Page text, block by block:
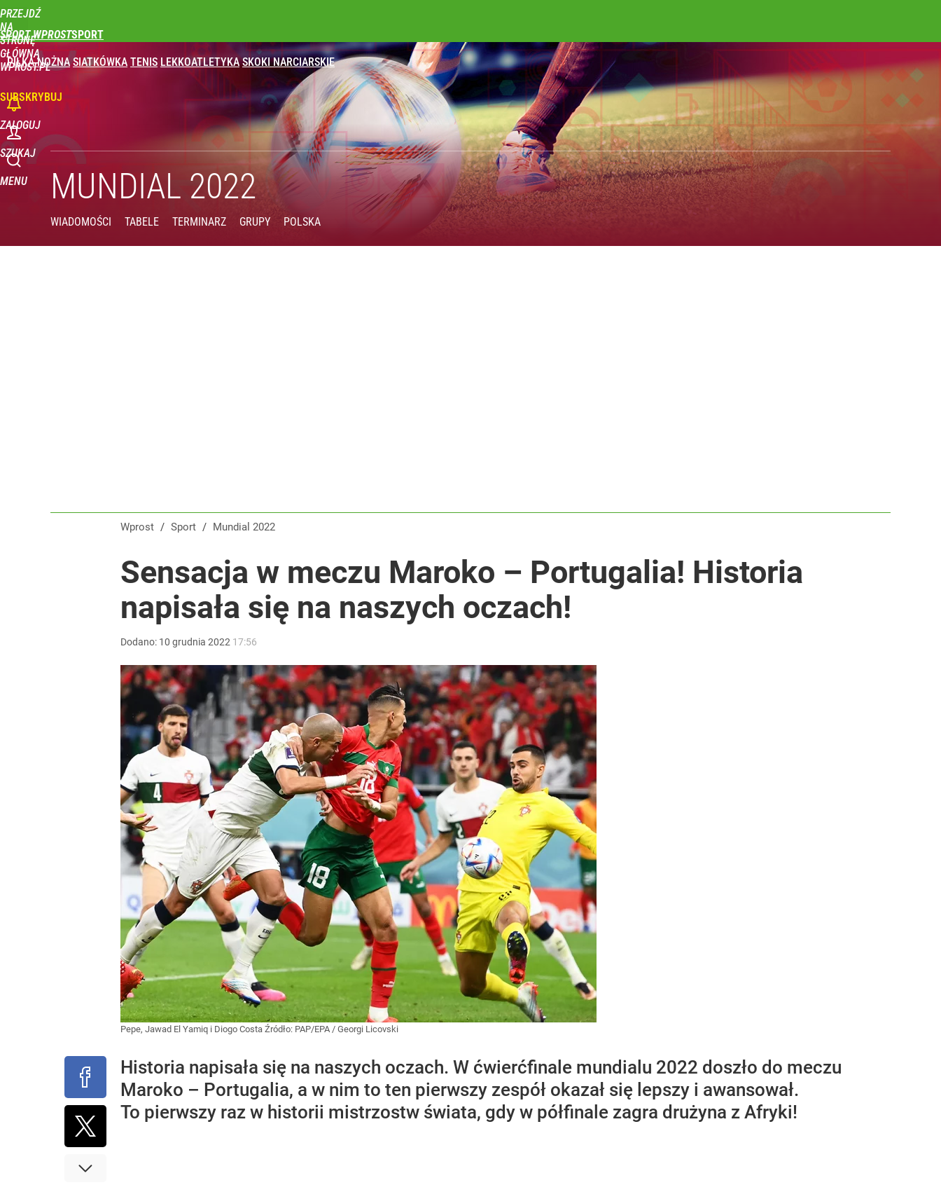
PRZEJDŹ
NA
STRONĘ
GŁÓWNĄ
WPROST.PL
SPORT WPROST
PIŁKA NOŻNA SIATKÓWKA TENIS LEKKOATLETYKA SKOKI NARCIARSKIE
SUBSKRYBUJ
ZALOGUJ
SZUKAJ
MENU MUNDIAL 2022
WIADOMOŚCI TABELE TERMINARZ GRUPY POLSKA
Wprost / Sport / Mundial 2022
Sensacja w meczu Maroko – Portugalia! Historia
napisała się na naszych oczach!
Dodano: 10 grudnia 2022 17:56
Pepe, Jawad El Yamiq i Diogo Costa Źródło: PAP/EPA / Georgi Licovski
Historia napisała się na naszych oczach. W ćwierćfinale mundialu 2022 doszło do meczu
Maroko – Portugalia, a w nim to ten pierwszy zespół okazał się lepszy i awansował.
To pierwszy raz w historii mistrzostw świata, gdy w półfinale zagra drużyna z Afryki!